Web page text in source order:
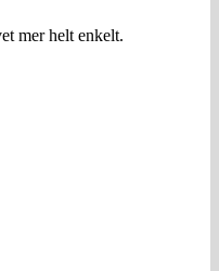
mer helt enkelt.